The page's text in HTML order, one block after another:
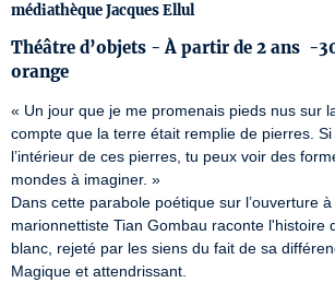
médiathèque Jacques Ellul
Théâtre d’objets - À partir de 2 ans -
orange
« Un jour que je me promenais pieds nus sur
compte que la terre était remplie de pierres.
l’intérieur de ces pierres, tu peux voir des
mondes à imaginer. »
Dans cette parabole poétique sur l’ouverture à
marionnettiste Tian Gombau raconte l'histoire
blanc, rejeté par les siens du fait de sa
Magique et attendrissant.